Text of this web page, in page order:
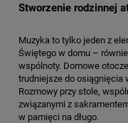
Stworzenie rodzinnej
Muzyka to tylko jeden z
Świętego w domu –
wspólnoty. Domowe
trudniejsze do osiągnięcia
Rozmowy przy stole,
związanymi z
w pamięci na długo.